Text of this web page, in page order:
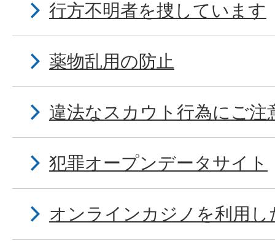
行方不明者を捜しています
薬物乱用の防止
違法なスカウト行為にご注
犯罪オープンデータサイト
オンラインカジノを利用